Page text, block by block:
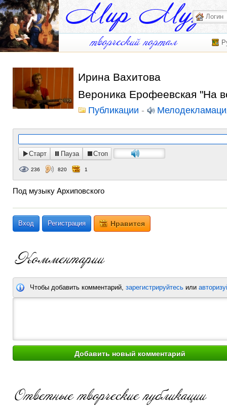
Ирина Вахитова
Вероника Ерофеевская "На
Публикации -
Старт Пауза Стоп
236 820 1
Под музыку Архиповского
Вход Регистрация Нравится
Чтобы добавить комментарий, зарегистрируйтесь или